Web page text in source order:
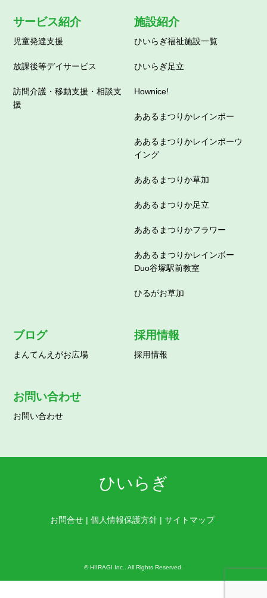
サービス紹介
児童発達支援
放課後等デイサービス
訪問介護・移動支援・相談支
援
施設紹介
ひいらぎ福祉施設一覧
ひいらぎ足立
Hownice!
ああるまつりかレインボー
ああるまつりかレインボーウ
イング
ああるまつりか草加
ああるまつりか足立
ああるまつりかフラワー
ああるまつりかレインボー
Duo谷塚駅前教室
ひるがお草加
ブログ
まんてんえがお広場
採用情報
採用情報
お問い合わせ
お問い合わせ
ひいらぎ
お問合せ | 個人情報保護方針 | サイトマップ
© HIIRAGI Inc.. All Rights Reserved.